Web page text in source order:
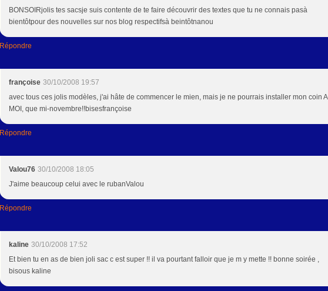
BONSOIRjolis tes sacsje suis contente de te faire découvrir des textes que tu ne connais pasà
bientôtpour des nouvelles sur nos blog respectifsà beintôtnanou
Répondre
françoise 30/10/2008 19:57
avec tous ces jolis modèles, j'ai hâte de commencer le mien, mais je ne pourrais installer mon coin A
MOI, que mi-novembre!!bisesfrançoise
Répondre
Valou76 30/10/2008 18:05
J'aime beaucoup celui avec le rubanValou
Répondre
kaline 30/10/2008 17:52
Et bien tu en as de bien joli sac c est super !! il va pourtant falloir que je m y mette !! bonne soirée ,
bisous kaline